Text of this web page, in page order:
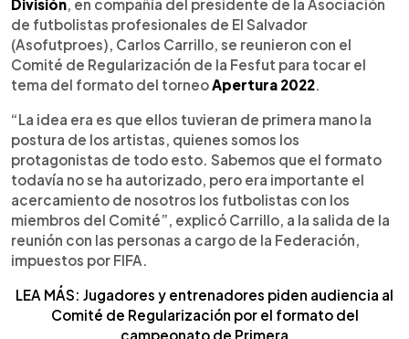
División, en compañía del presidente de la Asociación
de futbolistas profesionales de El Salvador
(Asofutproes), Carlos Carrillo, se reunieron con el
Comité de Regularización de la Fesfut para tocar el
tema del formato del torneoApertura 2022.
“La idea era es que ellos tuvieran de primera mano la
postura de los artistas, quienes somos los
protagonistas de todo esto. Sabemos que el formato
todavía no se ha autorizado, pero era importante el
acercamiento de nosotros los futbolistas con los
miembros del Comité”, explicó Carrillo, a la salida de la
reunión con las personas a cargo de la Federación,
impuestos por FIFA.
LEA MÁS: Jugadores y entrenadores piden audiencia al
Comité de Regularización por el formato del
campeonato de Primera